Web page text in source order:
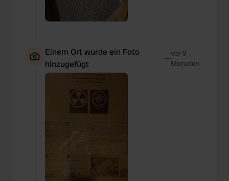
Einem Ort wurde ein Foto
hinzugefügt
—vor 9
Monaten